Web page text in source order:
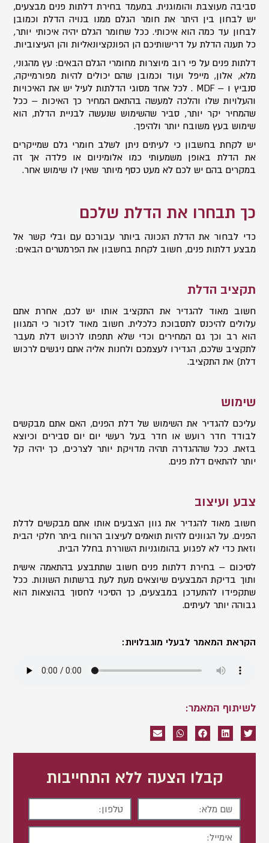
סביבה מעוצבת והומוגנית. במעמד בחירת דלתות פנים מבצעים,
יש לבחון בין היתר את חומר הגלם ממנו בנויה הדלת וכמובן
לבחון עד כמה הוא איכותי. ככל שחומר הגלם יהיה איכותי יותר,
כל תענה הדלת על דרישותיכם הן הפונקציונאליות והן העיצוביות.
דלתות פנים על פי רוב מיוצרות מחומרי הגלם הבאים: עץ מהגוני,
מלא, אלון, מייפל ועוד וכמובן שהם יכולים להיות מפורמייקה,
סנביץ ו – MDF . לכל אחד מסוגי הדלתות לעיל יש את האיכויות
והעלויות שלו והלכה למעשה בהתאם המחיר כך האיכות – ככל
שהמחיר יקר יותר, סביר שהשימוש שנעשה לבניית הדלת, הוא
שימוש בעץ משובח יותר ולהיפך.
יש לקחת בחשבון כי לעיתים ניתן לשלב חומרי גלם שמייקרים
את הדלת באופן משמעותי כמו אלומיניום או פלדה אך זה
במקרים בהם יש לכם לא מעט כסף מיותר שאין לו שימוש אחר.
כך תבחרו את הדלת שלכם
כדי לבחור את הדלת הנכונה ביותר עבורכם עם ובלי קשר אל
מבצע דלתות פנים, חשוב לקחת בחשבון את הפרמטרים הבאים:
תקציב הדלת
חשוב מאוד להגדיר את התקציב אותו יש לכם, אחרת אתם
עלולים להיכנס לתסבוכת כלכלית. חשוב מאוד לזכור כי המגוון
הוא רב וכך גם המחירים וכדי שלא תתפתו לרכוש דלת מעבר
לתקציב שלכם, הגדירו לעצמכם ולחנות אליה אתם ניגשים לרכוש
דלת) את התקציב.
שימוש
עליכם להגדיר את השימוש של דלת הפנים, האם אתם מבקשים
לבודד חדר רועש או חדר בעל רעשי יום יום סבירים וכיוצא
בזאת. ככל שההגדרה תהיה מדויקת יותר לצרכים, כך יהיה קל
יותר להתאים דלת פנים.
צבע ועיצוב
חשוב מאוד להגדיר את גוון הצבעים אותו אתם מבקשים לדלת
הפנים. על הגוונים להיות תואמים לעיצוב הרווח ביתר חלקי הבית
וזאת כדי לא לפגוע בהומוגניות השוררת בחלל הבית.
לסיכום – בחירת דלתות פנים חשוב שתתבצע בהתאמה אישית
ותוך בדיקת המבצעים שיוצאים מעת לעת ברשתות השונות. ככל
שתקפידו להתעדכן במבצעים, כך הסיכוי לחסוך בהוצאות הוא
גבוהה יותר לעיתים.
הקראת המאמר לבעלי מוגבלויות:
לשיתוף המאמר:
קבלו הצעה ללא התחייבות
טלפון